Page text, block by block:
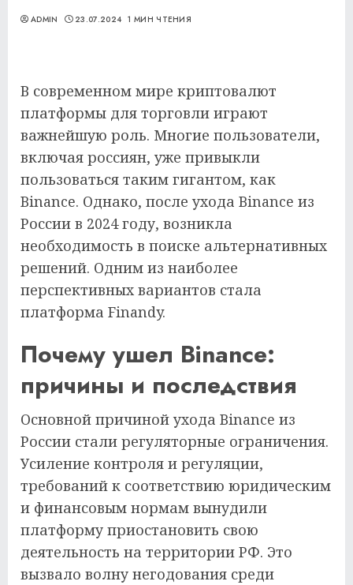
ADMIN 23.07.2024 1 МИН ЧТЕНИЯ
В современном мире криптовалют
платформы для торговли играют
важнейшую роль. Многие пользователи,
включая россиян, уже привыкли
пользоваться таким гигантом, как
Binance. Однако, после ухода Binance из
России в 2024 году, возникла
необходимость в поиске альтернативных
решений. Одним из наиболее
перспективных вариантов стала
платформа Finandy.
Почему ушел Binance:
причины и последствия
Основной причиной ухода Binance из
России стали регуляторные ограничения.
Усиление контроля и регуляции,
требований к соответствию юридическим
и финансовым нормам вынудили
платформу приостановить свою
деятельность на территории РФ. Это
вызвало волну негодования среди